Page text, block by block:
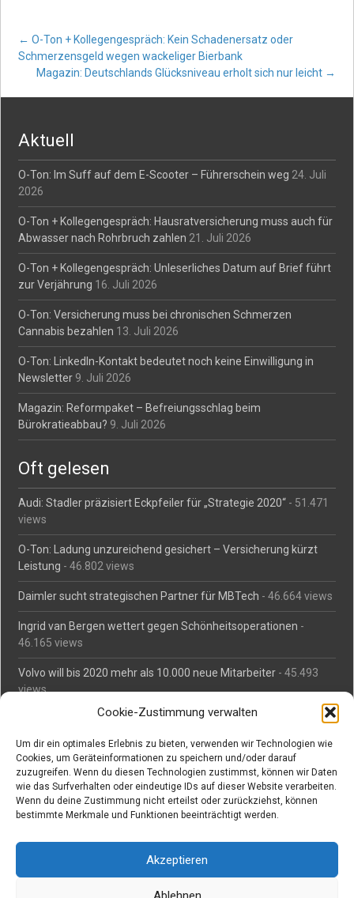
Cookie-Zustimmung verwalten
Um dir ein optimales Erlebnis zu bieten, verwenden wir Technologien wie
Cookies, um Geräteinformationen zu speichern und/oder darauf
zuzugreifen. Wenn du diesen Technologien zustimmst, können wir Daten
wie das Surfverhalten oder eindeutige IDs auf dieser Website verarbeiten.
Wenn du deine Zustimmung nicht erteilst oder zurückziehst, können
bestimmte Merkmale und Funktionen beeinträchtigt werden.
Akzeptieren
Post
navigation
← O-Ton + Kollegengespräch: Kein Schadenersatz oder
Schmerzensgeld wegen wackeliger Bierbank
Magazin: Deutschlands Glücksniveau erholt sich nur leicht →
Aktuell
O-Ton: Im Suff auf dem E-Scooter – Führerschein weg 24. Juli
2026
O-Ton + Kollegengespräch: Hausratversicherung muss auch für
Abwasser nach Rohrbruch zahlen 21. Juli 2026
O-Ton + Kollegengespräch: Unleserliches Datum auf Brief führt
zur Verjährung 16. Juli 2026
O-Ton: Versicherung muss bei chronischen Schmerzen
Cannabis bezahlen 13. Juli 2026
O-Ton: LinkedIn-Kontakt bedeutet noch keine Einwilligung in
Newsletter 9. Juli 2026
Magazin: Reformpaket – Befreiungsschlag beim
Bürokratieabbau? 9. Juli 2026
Oft gelesen
Audi: Stadler präzisiert Eckpfeiler für „Strategie 2020“ - 51.471
views
O-Ton: Ladung unzureichend gesichert – Versicherung kürzt
Leistung - 46.802 views
Daimler sucht strategischen Partner für MBTech - 46.664 views
Ingrid van Bergen wettert gegen Schönheitsoperationen -
46.165 views
Volvo will bis 2020 mehr als 10.000 neue Mitarbeiter - 45.493
views
Mäßiges Interesse an Daimlers MBtech- 44.716 views
O-Ton: Wer muss Schaden für abgedriftete Silvesterraketen
zahlen? - 42.380 views
Kollegengespräch: Urteile zum Grillen- 42.066 views
Suchen bei Vorabs